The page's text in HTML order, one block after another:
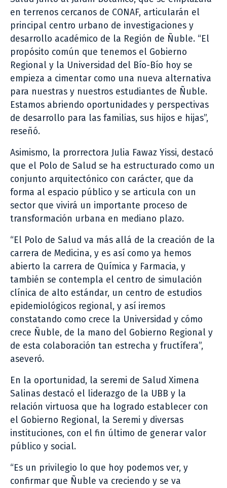
en terrenos cercanos de CONAF, articularán el
principal centro urbano de investigaciones y
desarrollo académico de la Región de Ñuble. “El
propósito común que tenemos el Gobierno
Regional y la Universidad del Bío-Bío hoy se
empieza a cimentar como una nueva alternativa
para nuestras y nuestros estudiantes de Ñuble.
Estamos abriendo oportunidades y perspectivas
de desarrollo para las familias, sus hijos e hijas”,
reseñó.
Asimismo, la prorrectora Julia Fawaz Yissi, destacó
que el Polo de Salud se ha estructurado como un
conjunto arquitectónico con carácter, que da
forma al espacio público y se articula con un
sector que vivirá un importante proceso de
transformación urbana en mediano plazo.
“El Polo de Salud va más allá de la creación de la
carrera de Medicina, y es así como ya hemos
abierto la carrera de Química y Farmacia, y
también se contempla el centro de simulación
clínica de alto estándar, un centro de estudios
epidemiológicos regional, y así iremos
constatando como crece la Universidad y cómo
crece Ñuble, de la mano del Gobierno Regional y
de esta colaboración tan estrecha y fructífera”,
aseveró.
En la oportunidad, la seremi de Salud Ximena
Salinas destacó el liderazgo de la UBB y la
relación virtuosa que ha logrado establecer con
el Gobierno Regional, la Seremi y diversas
instituciones, con el fin último de generar valor
público y social.
“Es un privilegio lo que hoy podemos ver, y
confirmar que Ñuble va creciendo y se va